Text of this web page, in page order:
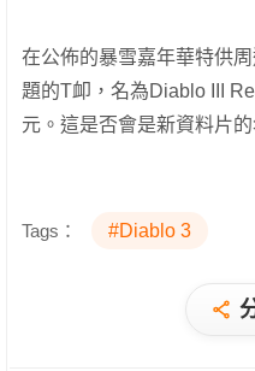
在公佈的暴雪嘉年華特供
題的T卹，名為Diablo III
元。這是否會是新資料片
Tags： #Diablo 3